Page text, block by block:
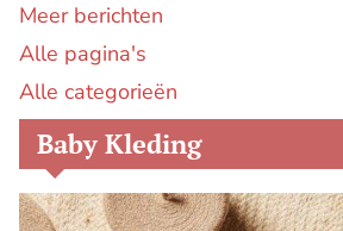
Meer berichten
Alle pagina's
Alle categorieën
Baby Kleding